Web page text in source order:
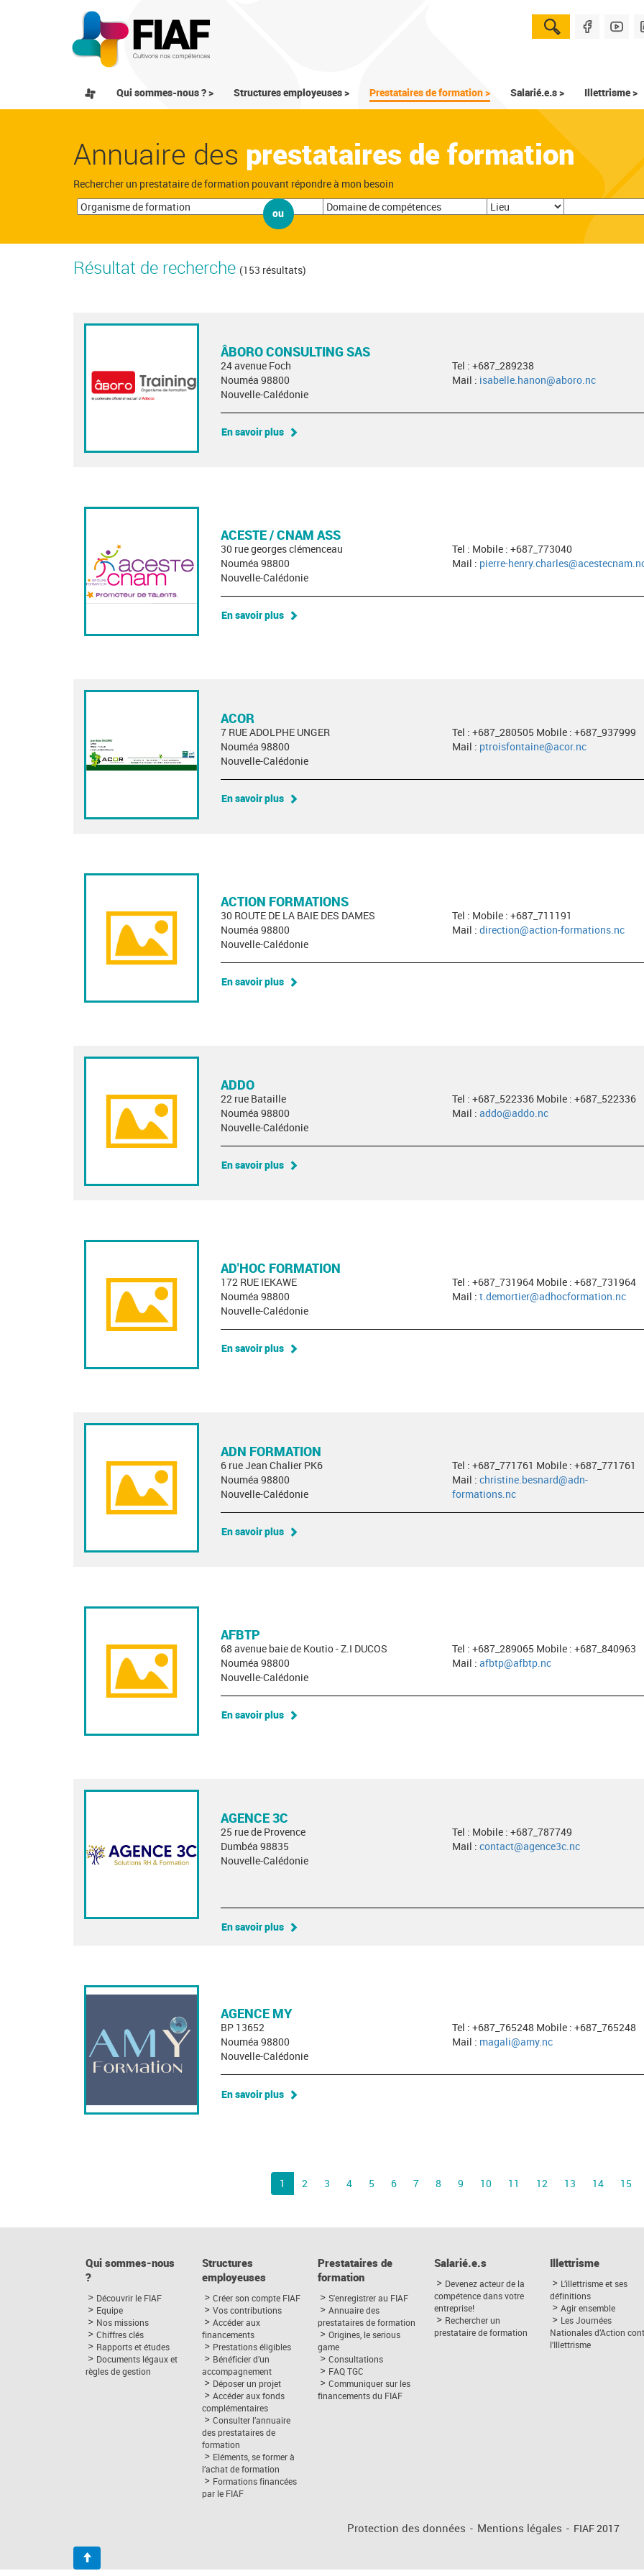
Qui sommes-nous ? > Structures employeuses > Prestataires de formation > Salarié.e.s > Illettrisme >
Annuaire des prestataires de formation
Rechercher un prestataire de formation pouvant répondre à mon besoin
ou
Résultat de recherche (153 résultats)
ÂBORO CONSULTING SAS
24 avenue Foch
Nouméa 98800
Nouvelle-Calédonie
Tel : +687_289238
Mail : isabelle.hanon@aboro.nc
En savoir plus
ACESTE / CNAM ASS
30 rue georges clémenceau
Nouméa 98800
Nouvelle-Calédonie
Tel : Mobile : +687_773040
Mail : pierre-
En savoir plus
ACOR
7 RUE ADOLPHE UNGER
Nouméa 98800
Nouvelle-Calédonie
Tel : +687_280505 Mobile : +687_937999
Mail : ptroisfontaine@acor.nc
En savoir plus
ACTION FORMATIONS
30 ROUTE DE LA BAIE DES DAMES
Nouméa 98800
Nouvelle-Calédonie
Tel : Mobile : +687_711191
Mail : direction@action-formations.nc
En savoir plus
ADDO
22 rue Bataille
Nouméa 98800
Nouvelle-Calédonie
Tel : +687_522336 Mobile : +687_522336
Mail : addo@addo.nc
En savoir plus
AD'HOC FORMATION
172 RUE IEKAWE
Nouméa 98800
Nouvelle-Calédonie
Tel : +687_731964 Mobile : +687_731964
Mail : t.demortier@adhocformation.nc
En savoir plus
ADN FORMATION
6 rue Jean Chalier PK6
Nouméa 98800
Nouvelle-Calédonie
Tel : +687_771761 Mobile : +687_771761
Mail : christine.besnard@adn-
formations.nc
En savoir plus
AFBTP
68 avenue baie de Koutio - Z.I DUCOS
Nouméa 98800
Nouvelle-Calédonie
Tel : +687_289065 Mobile : +687_840963
Mail : afbtp@afbtp.nc
En savoir plus
AGENCE 3C
25 rue de Provence
Dumbéa 98835
Nouvelle-Calédonie
Tel : Mobile : +687_787749
Mail : contact@agence3c.nc
En savoir plus
AGENCE MY
BP 13652
Nouméa 98800
Nouvelle-Calédonie
Tel : +687_765248 Mobile : +687_765248
Mail : magali@amy.nc
En savoir plus
1 2 3 4 5 6 7 8 9 10 11 12 13 14 15
Qui sommes-nous
?
Découvrir le FIAF
Equipe
Nos missions
Chiffres clés
Rapports et études
Documents légaux et
règles de gestion
Structures
employeuses
Créer son compte FIAF
Vos contributions
Accéder aux
financements
Prestations éligibles
Bénéficier d’un
accompagnement
Déposer un projet
Accéder aux fonds
complémentaires
Consulter l’annuaire
des prestataires de
formation
Eléments, se former à
l’achat de formation
Formations financées
par le FIAF
Prestataires de
formation
S'enregistrer au FIAF
Annuaire des
prestataires de formation
Origines, le serious
game
Consultations
FAQ TGC
Communiquer sur les
financements du FIAF
Salarié.e.s
Devenez acteur de la
compétence dans votre
entreprise!
Rechercher un
prestataire de formation
Illettrisme
L’illettrisme et ses
définitions
Agir ensemble
Les Journées
Nationales d’Action
l’Illettrisme
Protection des données - Mentions légales - FIAF 2017